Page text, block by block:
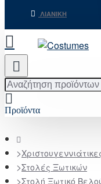
ΛΙΑΝΙΚΉ
Αναζήτηση
προϊόντων
Προϊόντα
Στολές Ξωτικών
Στολή Ξωτικό